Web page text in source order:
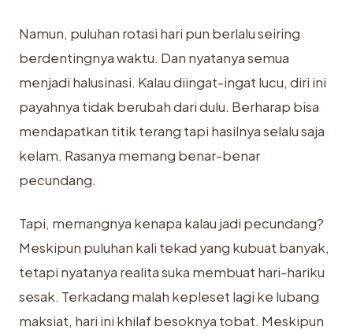
Namun, puluhan rotasi hari pun berlalu seiring
berdentingnya waktu. Dan nyatanya semua
menjadi halusinasi. Kalau diingat-ingat lucu, diri ini
payahnya tidak berubah dari dulu. Berharap bisa
mendapatkan titik terang tapi hasilnya selalu saja
kelam. Rasanya memang benar-benar
pecundang.
Tapi, memangnya kenapa kalau jadi pecundang?
Meskipun puluhan kali tekad yang kubuat banyak,
tetapi nyatanya realita suka membuat hari-hariku
sesak. Terkadang malah kepleset lagi ke lubang
maksiat, hari ini khilaf besoknya tobat. Meskipun